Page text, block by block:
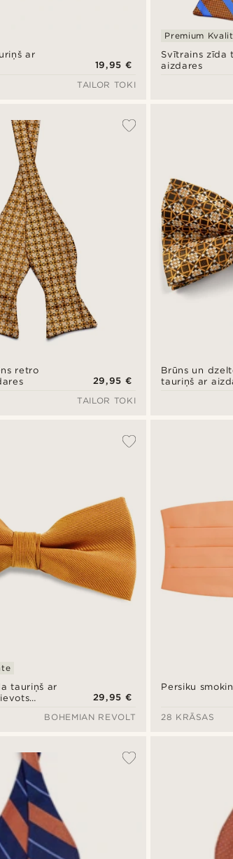
ar
19,95 €
TAILOR TOKI
Svītrains zīda
aizdares
Premium
retro
29,95 €
TAILOR TOKI
Brūns un
tauriņš ar
tauriņš ar
29,95 €
BOHEMIAN REVOLT
Persiku
28 KRĀSAS